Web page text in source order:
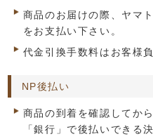
商品のお届けの際、ヤマ
をお支払い下さい。
代金引換手数料はお客様
NP後払い
商品の到着を確認してか
「銀行」で後払いできる